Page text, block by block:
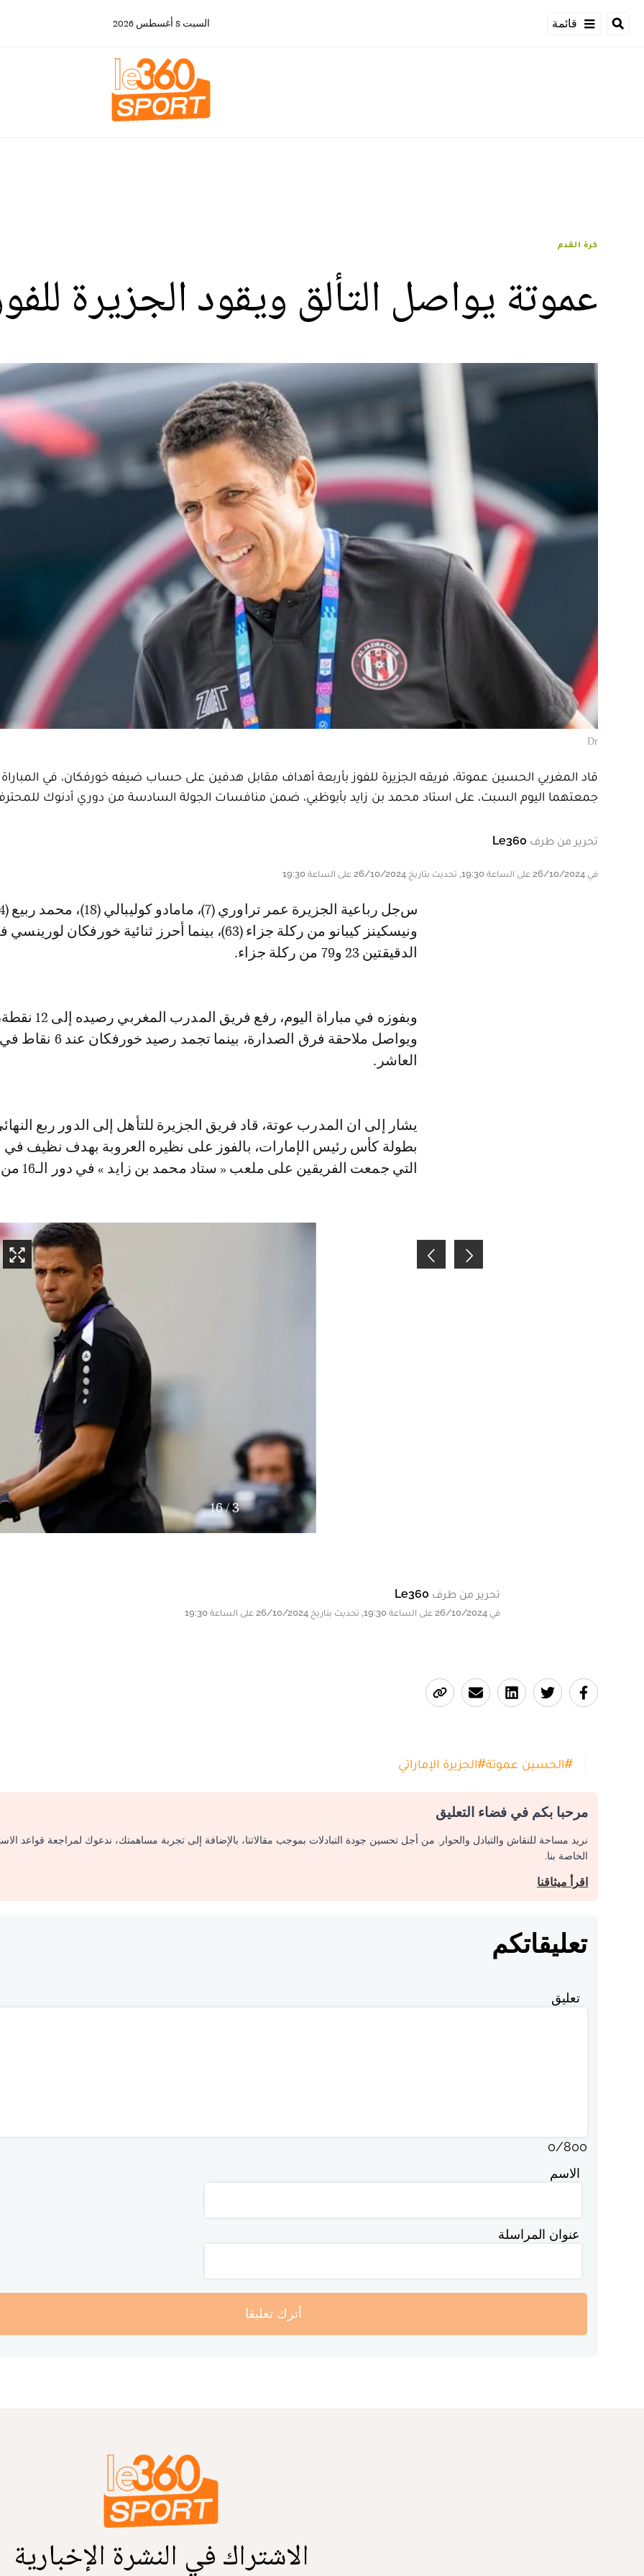
قائمة السبت 8 أغسطس 2026
كرة القدم
عموتة يواصل التألق ويقود الجزيرة
Dr
قاد المغربي الحسين عموتة، فريقه الجزيرة للفوز بأربعة أهداف مقابل هدفين على حساب ضيفه خورفكان، في المباراة
جمعتهما اليوم السبت، على استاد محمد بن زايد بأبوظبي، ضمن منافسات الجولة السادسة من دوري أدنوك
تحرير من طرف Le360
في 26/10/2024 على الساعة 19:30, تحديث بتاريخ 26/10/2024 على الساعة 19:30
سجل رباعية الجزيرة عمر تراوري (7)، مامادو كوليبالي (18)، محمد ربيع (34)،
ونيسكينز كيبانو من ركلة جزاء (63)، بينما أحرز ثنائية خورفكان
الدقيقتين 23 و79 من ركلة جزاء.
وبفوزه في مباراة اليوم، رفع فريق المدرب المغربي رصيده
ويواصل ملاحقة فرق الصدارة، بينما
العاشر.
يشار إلى ان المدرب عوتة، قاد فريق الجزيرة للتأهل إلى الدور ربع
بطولة كأس رئيس الإمارات، بالفوز على نظيره العروبة بهدف نظيف في
التي جمعت الفريقين على ملعب « ستاد محمد بن زايد » في دور الـ16 من البطولة.
3
/
16
تحرير من طرف Le360
في 26/10/2024 على الساعة 19:30, تحديث بتاريخ 26/10/2024 على الساعة 19:30
#الحسين عموتة#الجزيرة الإماراتي
مرحبا بكم في فضاء التعليق
نريد مساحة للنقاش والتبادل والحوار. من أجل تحسين جودة التبادلات بموجب مقالاتنا، بالإضافة إلى تجربة مساهمتك، ندعوك لمراجعة قواعد
الخاصة بنا.
اقرأ ميثاقنا
تعليقاتكم
تعليق
0/800
الاسم
عنوان المراسلة
أترك تعليقا
الاشتراك في النشرة الإخبارية